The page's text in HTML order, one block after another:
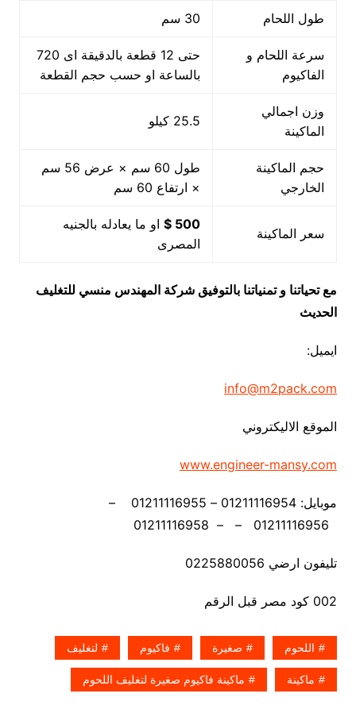
طول اللحام 30 سم
سرعة اللحام و
الفاكيوم
حتى 12 قطعة بالدقيقة اى 720
بالساعة او حسب حجم القطعة
وزن اجمالي
الماكينة
25.5 كيلو
حجم الماكينة
الخارجي
طول 60 سم × عرض 56 سم
× ارتفاع 60 سم
سعر الماكينة
500 $
او ما يعادله بالجنيه
المصرى
مع تحياتنا و تمنياتنا بالتوفيق شركة المهندس منسي للتغليف
الحديث
ايميل:
info@m2pack.com
الموقع الاليكتروني
www.engineer-mansy.com
موبايل: 01211116954 – 01211116955 –
تليفون ارضي 0225880056
002 كود مصر قبل الرقم
اللحوم صغيرة فاكيوم لتغليف
ماكينة ماكينة فاكيوم صغيرة لتغليف اللحوم